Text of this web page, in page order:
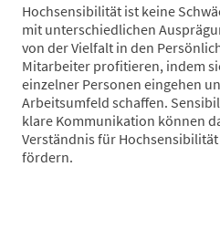
Hochsensibilität ist keine
mit unterschiedlichen
von der Vielfalt in den
Mitarbeiter profitieren, indem
einzelner Personen eingehen
Arbeitsumfeld schaffen.
klare Kommunikation können
Verständnis für
fördern.